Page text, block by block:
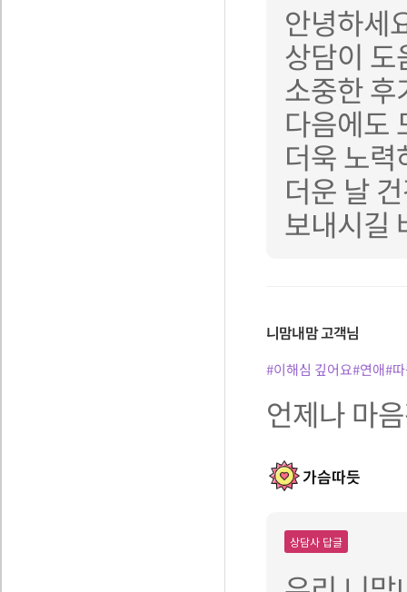
안녕하세
상담이
소중한
다음에도
더욱 노
더운 날
보내시길
니맘내맘고객님
#이해심 깊어요#연애#
언제나 마
가슴따듯
상담사 답글